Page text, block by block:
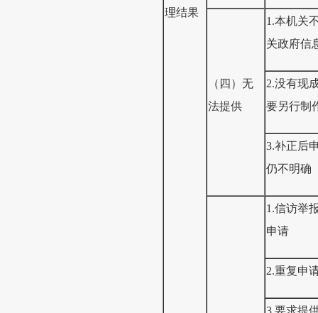
理结果
（四）无
法提供
1.本机关
关政府信
2.没有现
要另行制
3.补正后
仍不明确
1.信访举
申请
2.重复申
3.要求提